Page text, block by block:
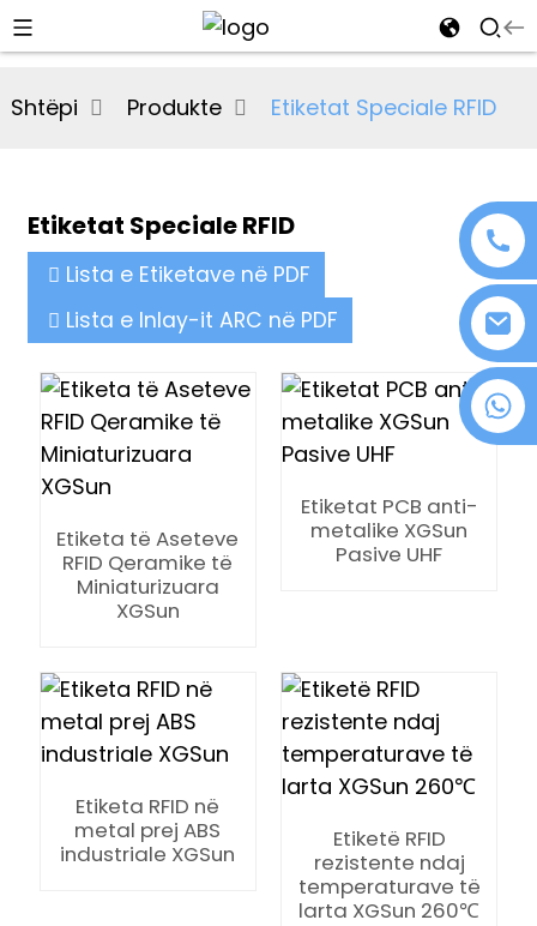
+86 18076372139
Shtëpi Produkte Etiketat Speciale RFID
Etiketat Speciale RFID
Lista e Etiketave në PDF
Lista e Inlay-it ARC në PDF
Etiketa të Aseteve
RFID Qeramike të
Miniaturizuara
XGSun
Etiketat PCB anti-
metalike XGSun
Pasive UHF
Etiketa RFID në
metal prej ABS
industriale XGSun
Etiketë RFID
rezistente ndaj
temperaturave të
larta XGSun 260℃